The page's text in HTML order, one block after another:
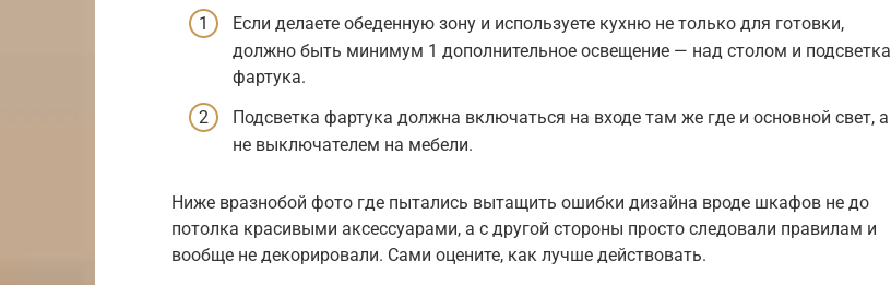
Если делаете обеденную зону и используете кухню не только для готовки,
должно быть минимум 1 дополнительное освещение — над столом и подсветка
фартука.
Подсветка фартука должна включаться на входе там же где и основной свет, а
не выключателем на мебели.
Ниже вразнобой фото где пытались вытащить ошибки дизайна вроде шкафов не до
потолка красивыми аксессуарами, а с другой стороны просто следовали правилам и
вообще не декорировали. Сами оцените, как лучше действовать.